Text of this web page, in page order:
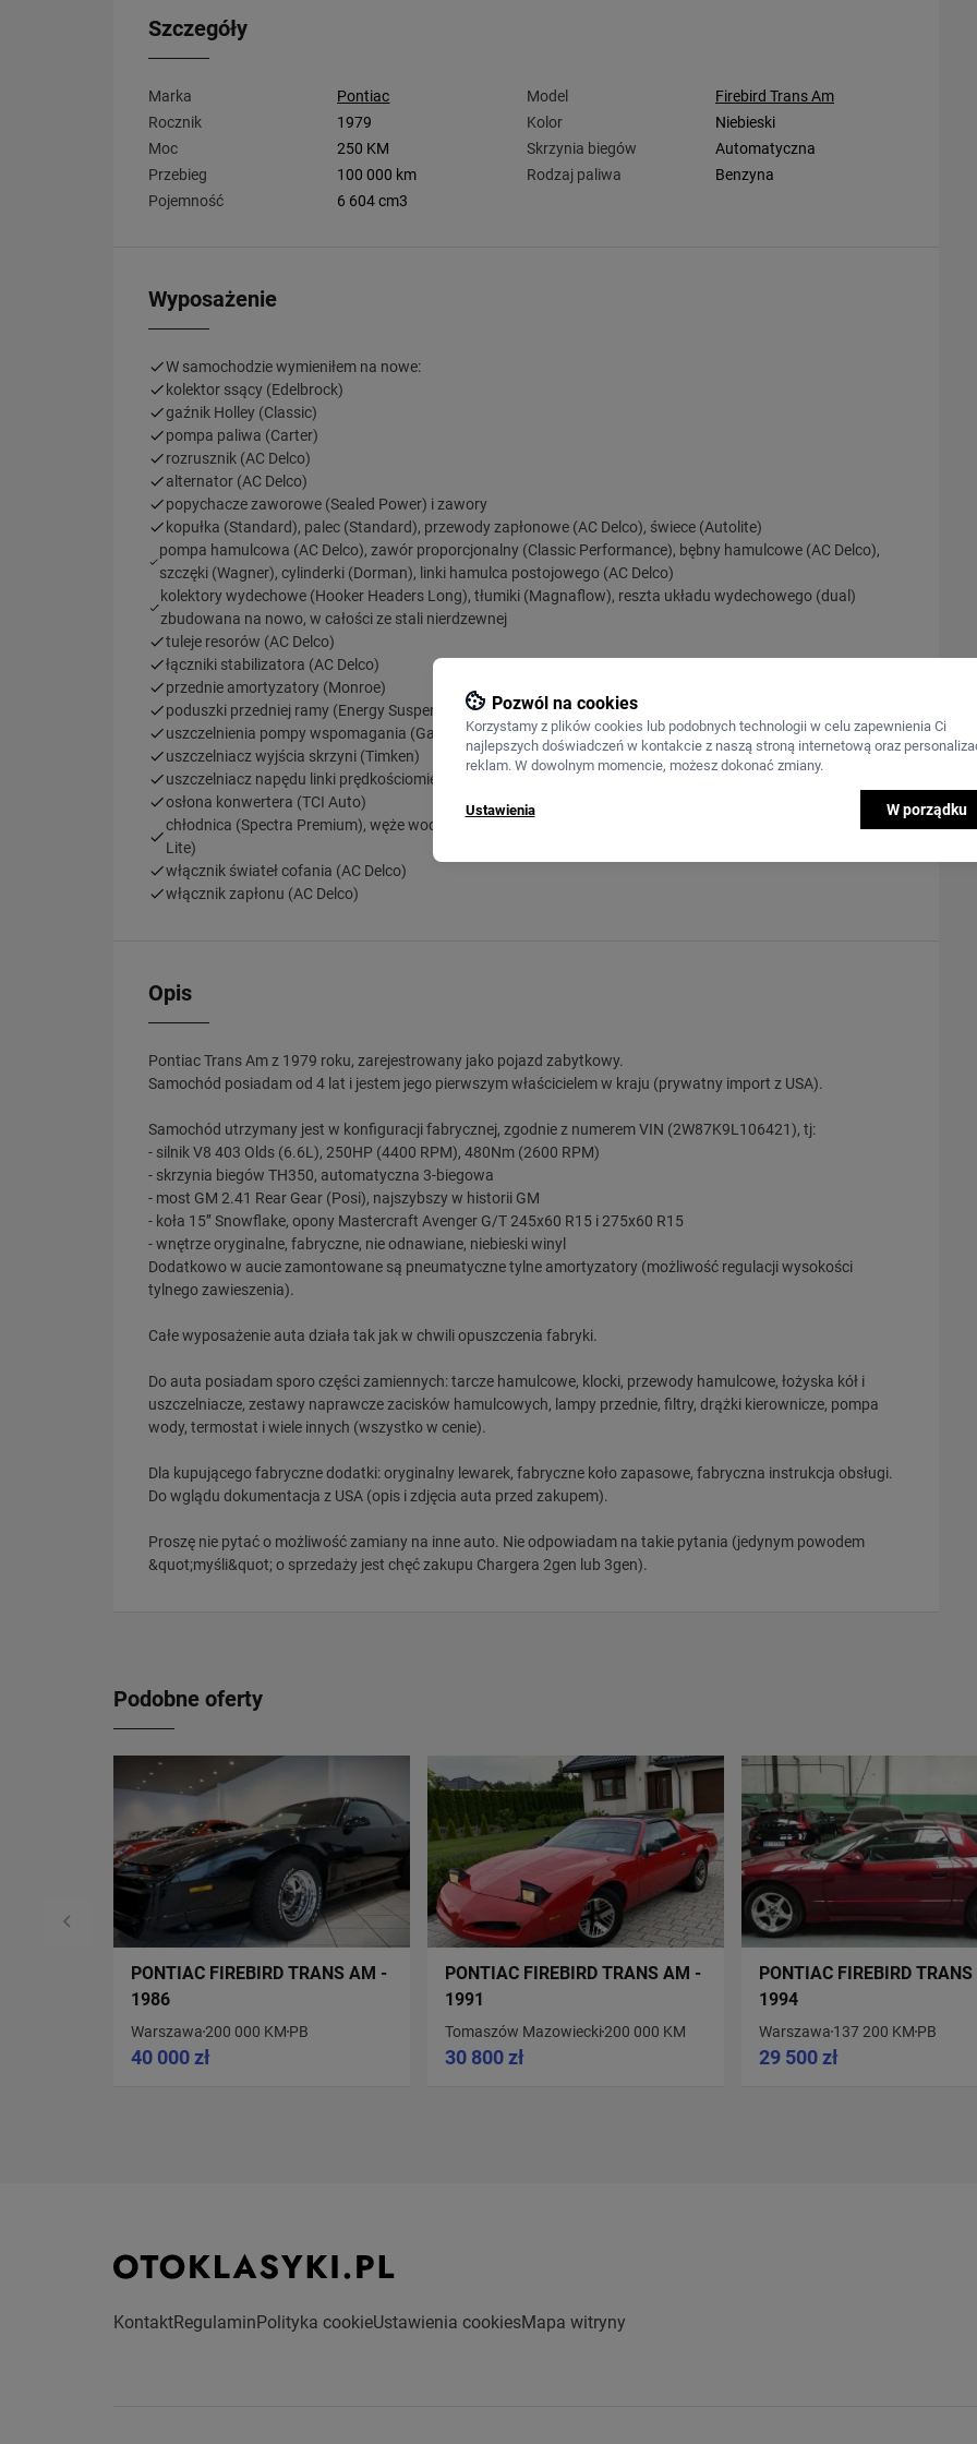
Szczegóły
Marka Pontiac Model
Firebird Trans Am
Rocznik
1979 Kolor
Niebieski
Moc
250 KM Skrzynia biegów
Automatyczna
Przebieg
100 000 km Rodzaj paliwa
Benzyna
Pojemność
6 604 cm3
Wyposażenie
W samochodzie wymieniłem na nowe:
kolektor ssący (Edelbrock)
gaźnik Holley (Classic)
pompa paliwa (Carter)
rozrusznik (AC Delco)
alternator (AC Delco)
popychacze zaworowe (Sealed Power) i zawory
kopułka (Standard), palec (Standard), przewody zapłonowe (AC Delco), świece (Autolite)
pompa hamulcowa (AC Delco), zawór proporcjonalny (Classic Performance), bębny hamulcowe (AC Delco),
szczęki (Wagner), cylinderki (Dorman), linki hamulca postojowego (AC Delco)
kolektory wydechowe (Hooker Headers Long), tłumiki (Magnaflow), reszta układu wydechowego (dual)
zbudowana na nowo, w całości ze stali nierdzewnej
tuleje resorów (AC Delco)
łączniki stabilizatora (AC Delco)
przednie amortyzatory (Monroe)
poduszki przedniej ramy (Energy Suspension)
uszczelnienia pompy wspomagania (Gates)
uszczelniacz wyjścia skrzyni (Timken)
uszczelniacz napędu linki prędkościomierza (ATP)
osłona konwertera (TCI Auto)
chłodnica (Spectra Premium), węże wodne (AC Delco), sprzęgło wiskotyczne (Hayden), wentylator (Flex-A-
Lite)
włącznik świateł cofania (AC Delco)
włącznik zapłonu (AC Delco)
Opis
Pontiac Trans Am z 1979 roku, zarejestrowany jako pojazd zabytkowy.
Samochód posiadam od 4 lat i jestem jego pierwszym właścicielem w kraju (prywatny import z USA).
Samochód utrzymany jest w konfiguracji fabrycznej, zgodnie z numerem VIN (2W87K9L106421), tj:
- silnik V8 403 Olds (6.6L), 250HP (4400 RPM), 480Nm (2600 RPM)
- skrzynia biegów TH350, automatyczna 3-biegowa
- most GM 2.41 Rear Gear (Posi), najszybszy w historii GM
- koła 15’’ Snowflake, opony Mastercraft Avenger G/T 245x60 R15 i 275x60 R15
- wnętrze oryginalne, fabryczne, nie odnawiane, niebieski winyl
Dodatkowo w aucie zamontowane są pneumatyczne tylne amortyzatory (możliwość regulacji wysokości
tylnego zawieszenia).
Całe wyposażenie auta działa tak jak w chwili opuszczenia fabryki.
Do auta posiadam sporo części zamiennych: tarcze hamulcowe, klocki, przewody hamulcowe, łożyska kół i
uszczelniacze, zestawy naprawcze zacisków hamulcowych, lampy przednie, filtry, drążki kierownicze, pompa
wody, termostat i wiele innych (wszystko w cenie).
Dla kupującego fabryczne dodatki: oryginalny lewarek, fabryczne koło zapasowe, fabryczna instrukcja obsługi.
Do wglądu dokumentacja z USA (opis i zdjęcia auta przed zakupem).
Proszę nie pytać o możliwość zamiany na inne auto. Nie odpowiadam na takie pytania (jedynym powodem
&quot;myśli&quot; o sprzedaży jest chęć zakupu Chargera 2gen lub 3gen).
Podobne oferty
PONTIAC FIREBIRD TRANS AM -
1986
Warszawa200 000 KM PB
40 000 zł
PONTIAC FIREBIRD TRANS AM -
1991
Tomaszów Mazowiecki200 000 KM
30 800 zł
PONTIAC FIREBIRD
1994
Warszawa 137 200 KM PB
29 500 zł
KontaktRegulaminPolityka cookieUstawienia cookiesMapa witryny
Pozwól na cookies
Korzystamy z plików cookies lub podobnych technologii w celu zapewnienia Ci
najlepszych doświadczeń w kontakcie z naszą stroną internetową oraz
reklam. W dowolnym momencie, możesz dokonać zmiany.
Ustawienia W porządku